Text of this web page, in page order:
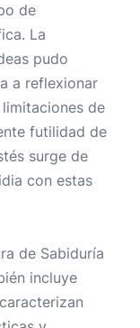
de
La
pudo
a reflexionar
de
futilidad de
surge de
con estas
de Sabiduría
incluye